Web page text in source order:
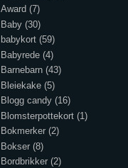
Award (7)
Baby (30)
babykort (59)
Babyrede (4)
Barnebarn (43)
Bleiekake (5)
Blogg candy (16)
Blomsterpottekort (1)
Bokmerker (2)
Bokser (8)
Bordbrikker (2)